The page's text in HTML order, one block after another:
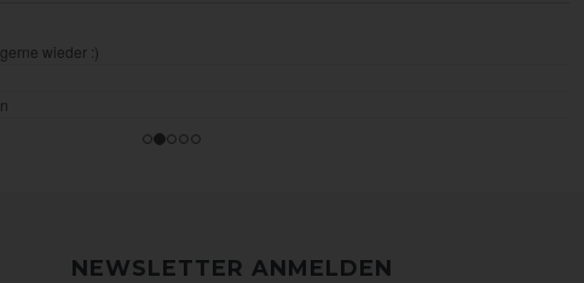
NEWSLETTER ANMELDEN